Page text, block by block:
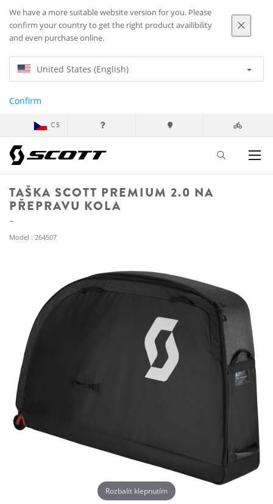
We have a more suitable website version for you. Please
confirm your country to get the right product availibility
and even purchase online.
United States (English)
Confirm
CS
TAŠKA SCOTT PREMIUM 2.0 NA
PŘEPRAVU KOLA
Model : 264507
Rozbalit klepnutím